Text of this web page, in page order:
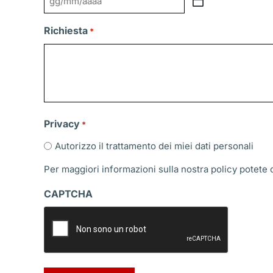
GG
MM
Richiesta *
Privacy *
Autorizzo il trattamento dei miei dati personali
Per maggiori informazioni sulla nostra policy potete
CAPTCHA